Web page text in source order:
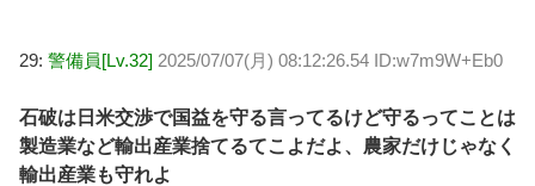
29: 警備員[Lv.32] 2025/07/07(月) 08:12:26.54 ID:w7m9W+Eb0
石破は日米交渉で国益を守る言ってるけど守るってことは
製造業など輸出産業捨てるてこよだよ、農家だけじゃなく
輸出産業も守れよ